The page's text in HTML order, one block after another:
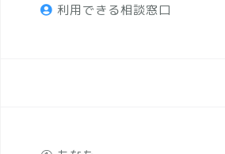
利用できる相談窓口